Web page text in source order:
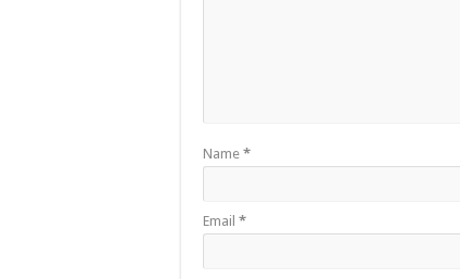
Name *
Email *